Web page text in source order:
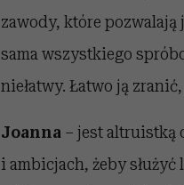
zawody, które
sama wszystkiego
niełatwy. Łatwo ją
Joanna – jest altruistką
i ambicjach, żeby